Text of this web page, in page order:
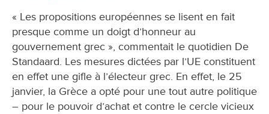
« Les propositions européennes se lisent en fait
presque comme un doigt d’honneur au
gouvernement grec », commentait le quotidien De
Standaard. Les mesures dictées par l’UE constituent
en effet une gifle à l’électeur grec. En effet, le 25
janvier, la Grèce a opté pour une tout autre politique
– pour le pouvoir d’achat et contre le cercle vicieux